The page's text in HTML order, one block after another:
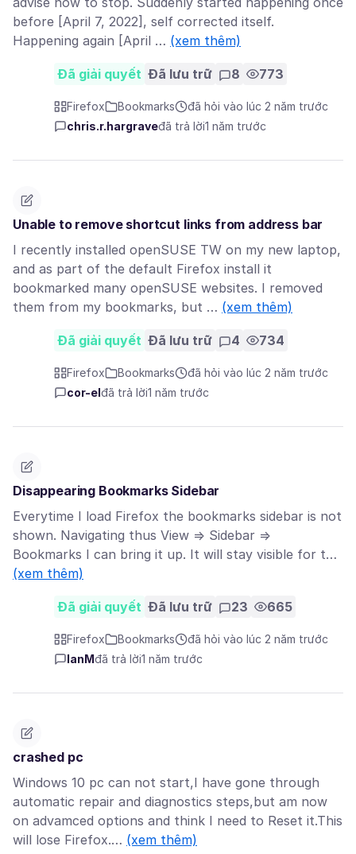
before [April 7, 2022], self corrected itself.
Happening again [April … (xem thêm)
Đã giải quyết Đã lưu trữ 8 773
Firefox Bookmarks
đã hỏi vào lúc 2 năm trước
chris.r.hargraveđã trả lời1 năm trước
Unable to remove shortcut links from address bar
I recently installed openSUSE TW on my new laptop,
and as part of the default Firefox install it
bookmarked many openSUSE websites. I removed
them from my bookmarks, but … (xem thêm)
Đã giải quyết Đã lưu trữ 4 734
Firefox Bookmarks
đã hỏi vào lúc 2 năm trước
cor-el đã trả lời1 năm trước
Disappearing Bookmarks Sidebar
Everytime I load Firefox the bookmarks sidebar is not
shown. Navigating thus View => Sidebar =>
Bookmarks I can bring it up. It will stay visible for t…
(xem thêm)
Đã giải quyết Đã lưu trữ 23 665
Firefox Bookmarks
đã hỏi vào lúc 2 năm trước
IanMđã trả lời1 năm trước
crashed pc
Windows 10 pc can not start,I have gone through
automatic repair and diagnostics steps,but am now
on advamced options and think I need to Reset it.This
will lose Firefox.… (xem thêm)